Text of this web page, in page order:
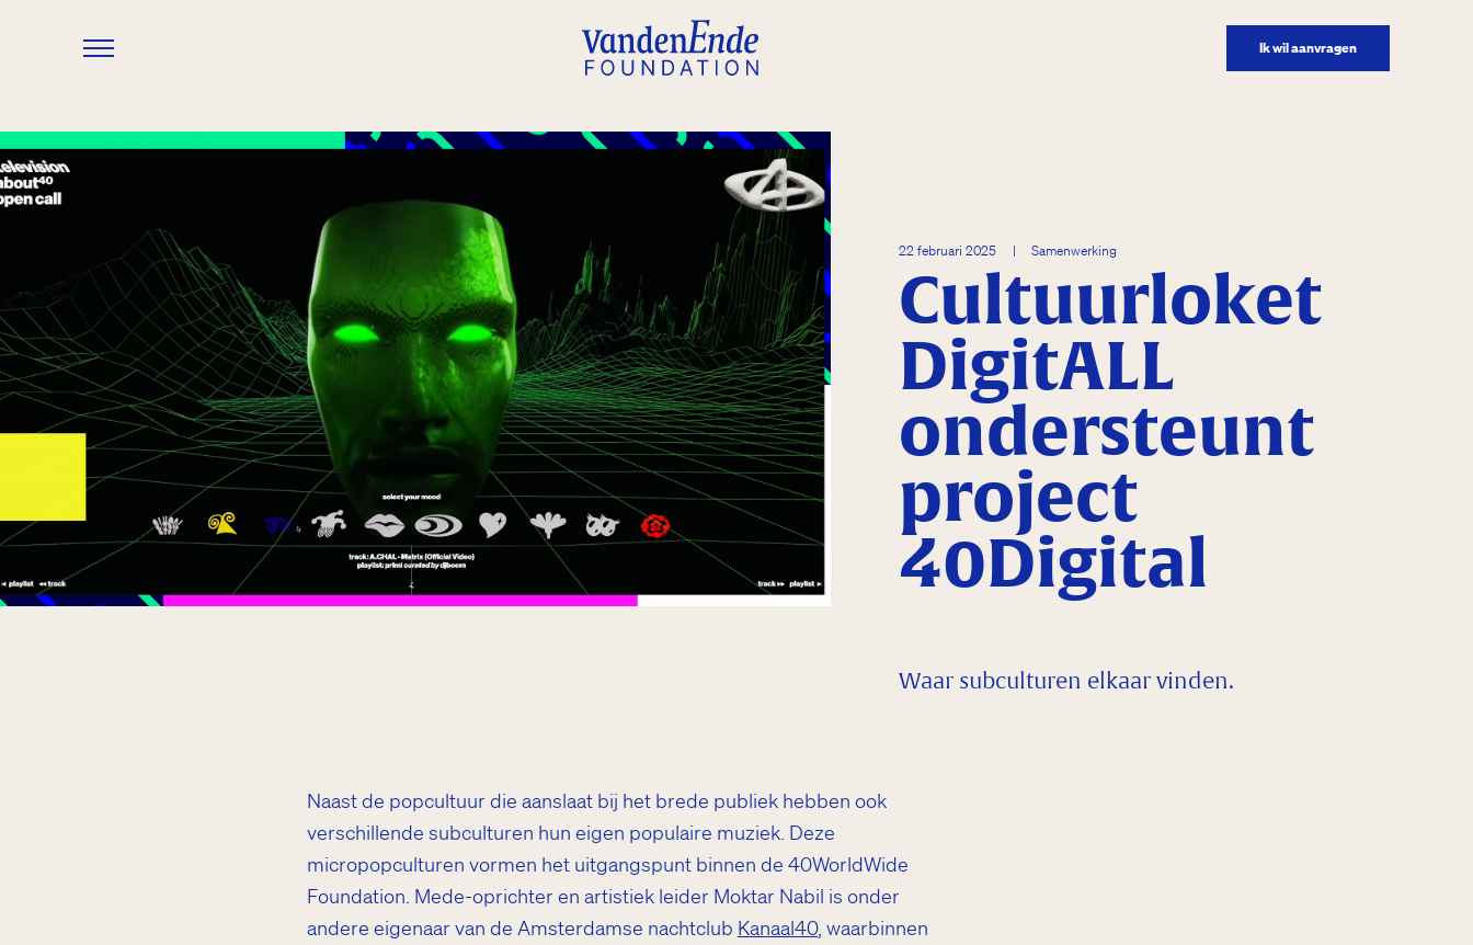
Overslaan en naar de inhoud gaan Ik wil aanvragen
22 februari 2025 | Samenwerking
Cultuurloket
DigitALL
ondersteunt
project
40Digital
Waar subculturen elkaar vinden.
Naast de popcultuur die aanslaat bij het brede publiek hebben ook
verschillende subculturen hun eigen populaire muziek. Deze
micropopculturen vormen het uitgangspunt binnen de 40WorldWide
Foundation. Mede-oprichter en artistiek leider Moktar Nabil is onder
andere eigenaar van de Amsterdamse nachtclub Kanaal40, waarbinnen